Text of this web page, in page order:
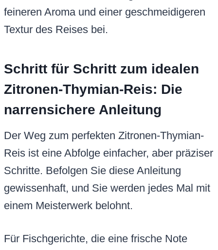
feineren Aroma und einer geschmeidigeren
Textur des Reises bei.
Schritt für Schritt zum idealen
Zitronen-Thymian-Reis: Die
narrensichere Anleitung
Der Weg zum perfekten Zitronen-Thymian-
Reis ist eine Abfolge einfacher, aber präziser
Schritte. Befolgen Sie diese Anleitung
gewissenhaft, und Sie werden jedes Mal mit
einem Meisterwerk belohnt.
Für Fischgerichte, die eine frische Note